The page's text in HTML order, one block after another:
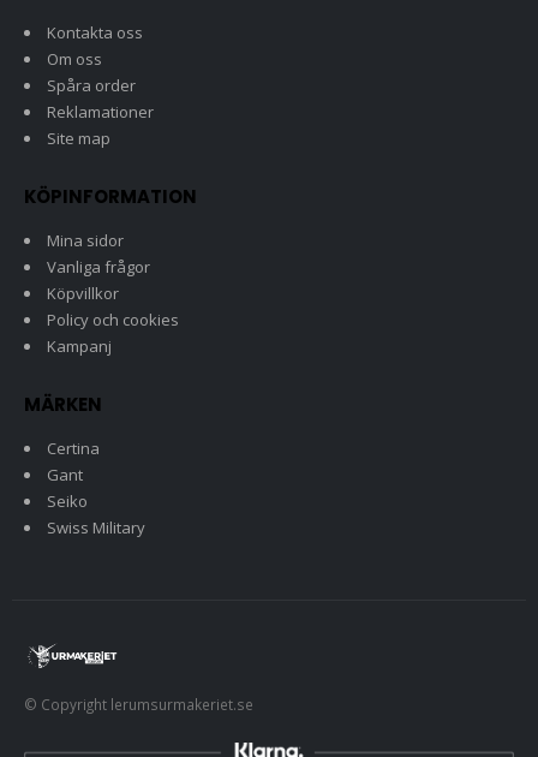
Kontakta oss
Om oss
Spåra order
Reklamationer
Site map
KÖPINFORMATION
Mina sidor
Vanliga frågor
Köpvillkor
Policy och cookies
Kampanj
MÄRKEN
Certina
Gant
Seiko
Swiss Military
© Copyright lerumsurmakeriet.se